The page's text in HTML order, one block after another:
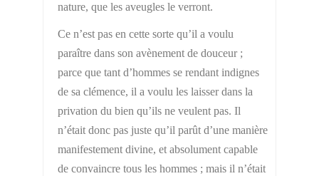
nature, que les aveugles le verront.
Ce n’est pas en cette sorte qu’il a voulu
paraître dans son avènement de douceur ;
parce que tant d’hommes se rendant indignes
de sa clémence, il a voulu les laisser dans la
privation du bien qu’ils ne veulent pas. Il
n’était donc pas juste qu’il parût d’une manière
manifestement divine, et absolument capable
de convaincre tous les hommes ; mais il n’était